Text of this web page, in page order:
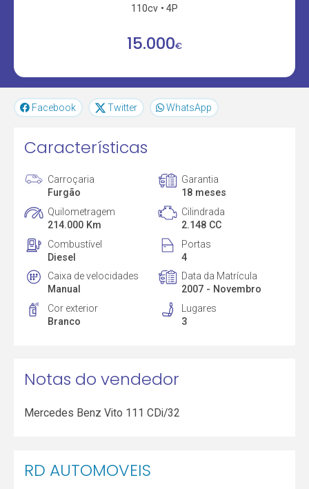
110cv
4P
15.000€
Facebook Twitter WhatsApp
Características
Carroçaria
Furgão
Garantia
18 meses
Quilometragem
214.000 Km
Cilindrada
2.148 CC
Combustível
Diesel
Portas
4
Caixa de velocidades
Manual
Data da Matrícula
2007 - Novembro
Cor exterior
Branco
Lugares
3
Notas do vendedor
Mercedes Benz Vito 111 CDi/32
RD AUTOMOVEIS